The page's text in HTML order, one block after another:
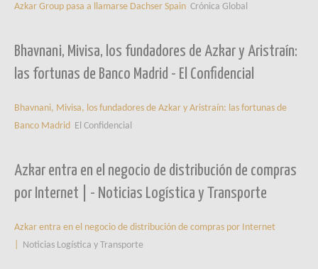
Azkar Group pasa a llamarse Dachser Spain Crónica Global
Bhavnani, Mivisa, los fundadores de Azkar y Aristraín:
las fortunas de Banco Madrid - El Confidencial
Bhavnani, Mivisa, los fundadores de Azkar y Aristraín: las fortunas de
Banco Madrid El Confidencial
Azkar entra en el negocio de distribución de compras
por Internet | - Noticias Logística y Transporte
Azkar entra en el negocio de distribución de compras por Internet
Noticias Logística y Transporte